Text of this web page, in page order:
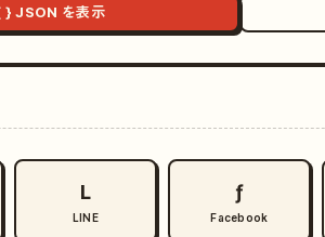
} JSON を表示
L
LINE
ƒ
Facebook